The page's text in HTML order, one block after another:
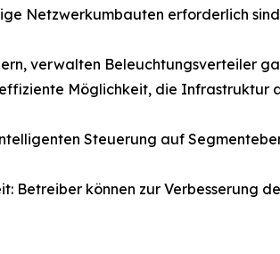
Netzwerkumbauten erforderlich
verwalten Beleuchtungsverteiler
Möglichkeit, die
Steuerung auf
Betreiber können zur Verbesserung